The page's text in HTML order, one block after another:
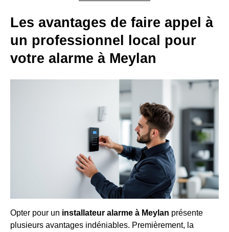
Les avantages de faire appel à
un professionnel local pour
votre alarme à Meylan
Opter pour un installateur alarme à Meylan présente
plusieurs avantages indéniables. Premièrement, la